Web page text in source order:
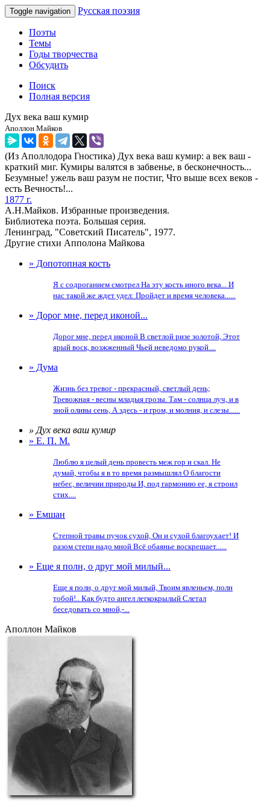
Toggle navigation Русская поэзия
Поэты
Темы
Годы творчества
Обсудить
Поиск
Полная версия
Дух века ваш кумир
Аполлон Майков
(Из Аполлодора Гностика) Дух века ваш кумир: а век ваш -
краткий миг. Кумиры валятся в забвенье, в бесконечность...
Безумные! ужель ваш разум не постиг, Что выше всех веков -
есть Вечность!...
1877 г.
А.Н.Майков. Избранные произведения.
Библиотека поэта. Большая серия.
Ленинград, "Советский Писатель", 1977.
Другие стихи Апполона Майкова
» Допотопная кость
Я с содроганием смотрел На эту кость иного века... И
нас такой же ждет удел: Пройдет и время человека......
» Дорог мне, перед иконой...
Дорог мне, перед иконой В светлой ризе золотой, Этот
ярый воск, возжженный Чьей неведомо рукой....
» Дума
Жизнь без тревог - прекрасный, светлый день;
Тревожная - весны младыя грозы. Там - солнца луч, и в
зной оливы сень, А здесь - и гром, и молния, и слезы......
» Дух века ваш кумир
» Е. П. М.
Люблю я целый день провесть меж гор и скал. Не
думай, чтобы я в то время размышлял О благости
небес, величии природы И, под гармонию ее, я строил
стих....
» Емшан
Степной травы пучок сухой, Он и сухой благоухает! И
разом степи надо мной Всё обаянье воскрешает......
» Еще я полн, о друг мой милый...
Еще я полн, о друг мой милый, Твоим явленьем, полн
тобой!.. Как будто ангел легкокрылый Слетал
беседовать со мной,-...
Аполлон Майков